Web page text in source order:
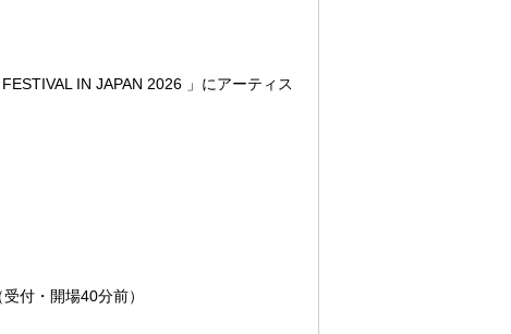
IN JAPAN 2026 」にアーティス
付・開場40分前）